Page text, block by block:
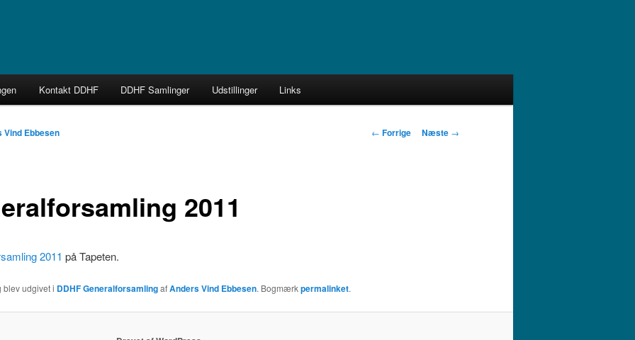
Forening
Kontakt DDHF DDHF Samlinger Udstillinger Links
Indlægsnavigation
← Forrige Næste →
2011
Vind Ebbesen
2011 på Tapeten.
udgivet i DDHF GeneralforsamlingafAnders Vind Ebbesen. Bogmærkpermalinket.